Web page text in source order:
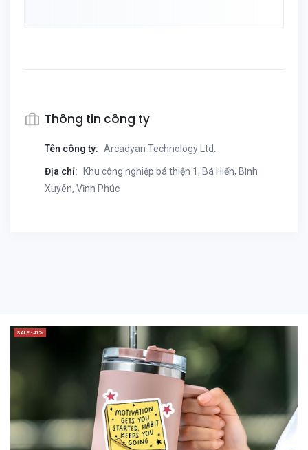
Thông tin công ty
Tên công ty: Arcadyan Technology Ltd.
Địa chỉ:
Khu công nghiệp bá thiện 1, Bá Hiến, Bình
Xuyên, Vĩnh Phúc
SALE -41%